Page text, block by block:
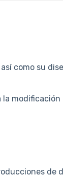
como su
modificación
de